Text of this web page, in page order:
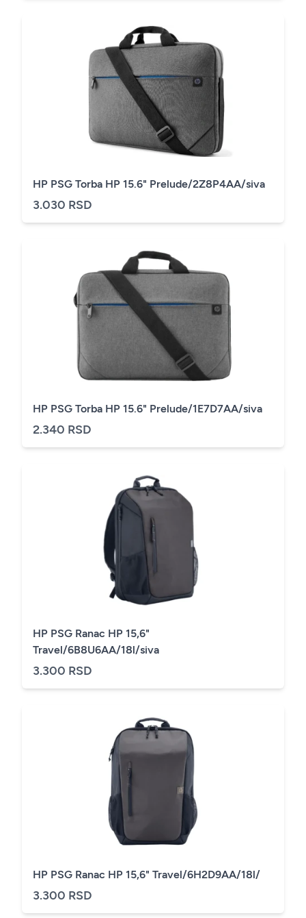
HP PSG Torba HP 15.6" Prelude/2Z8P4AA/siva
3.030 RSD
HP PSG Torba HP 15.6" Prelude/1E7D7AA/siva
2.340 RSD
HP PSG Ranac HP 15,6"
Travel/6B8U6AA/18l/siva
3.300 RSD
HP PSG Ranac HP 15,6" Travel/6H2D9AA/18l/
3.300 RSD